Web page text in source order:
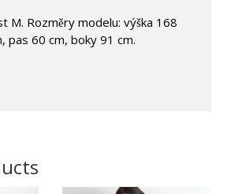
M. Rozměry modelu: výška 168
pas 60 cm, boky 91 cm.